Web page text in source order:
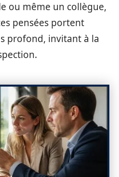
ou même un collègue,
pensées portent
profond, invitant à la